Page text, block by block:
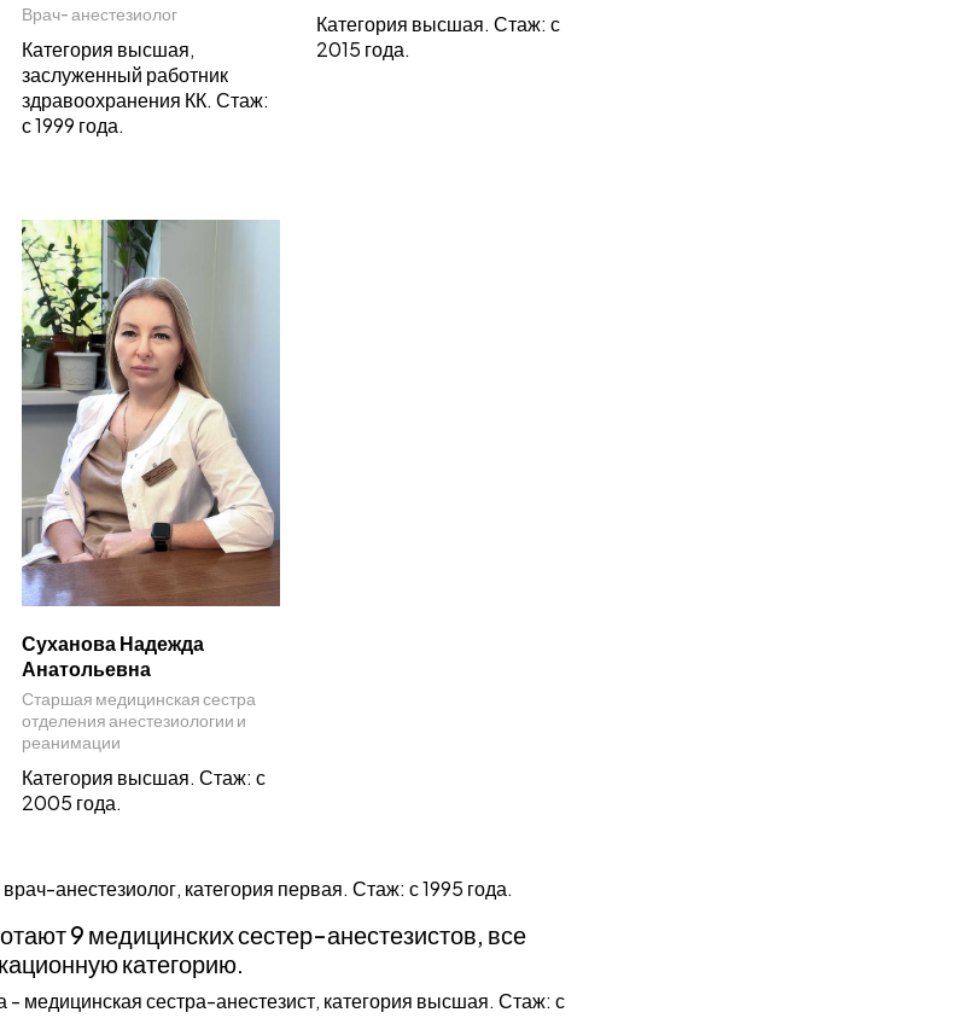
Врач- анестезиолог
Категория высшая,
заслуженный работник
здравоохранения КК. Стаж:
с 1999 года.
Категория высшая. Стаж: с
2015 года.
Суханова Надежда
Анатольевна
Старшая медицинская сестра
отделения анестезиологии и
реанимации
Категория высшая. Стаж: с
2005 года.
анестезиолог, категория первая. Стаж: с 1995 года.
9 медицинских сестер-анестезистов, все
категорию.
медицинская сестра-анестезист, категория высшая. Стаж: с